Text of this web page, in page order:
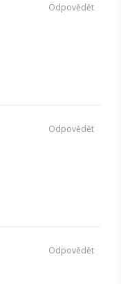
Odpovědět
Odpovědět
Odpovědět